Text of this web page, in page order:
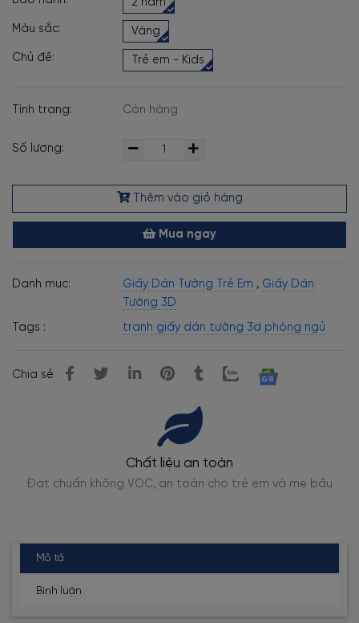
Màu sắc: Vàng
Chủ đề: Trẻ em - Kids
Tình trạng: Còn hàng
Số lượng:
Thêm vào giỏ hàng
Mua ngay
Danh mục: Giấy Dán Tường Trẻ Em , Giấy Dán
Tường 3D
Tags :
tranh giấy dán tường 3d phòng ngủ
Chia sẻ
Giao hàng toàn quốc
Đóng gói, giao nhanh từ 1-3 ngày
Mô tả
Bình luận